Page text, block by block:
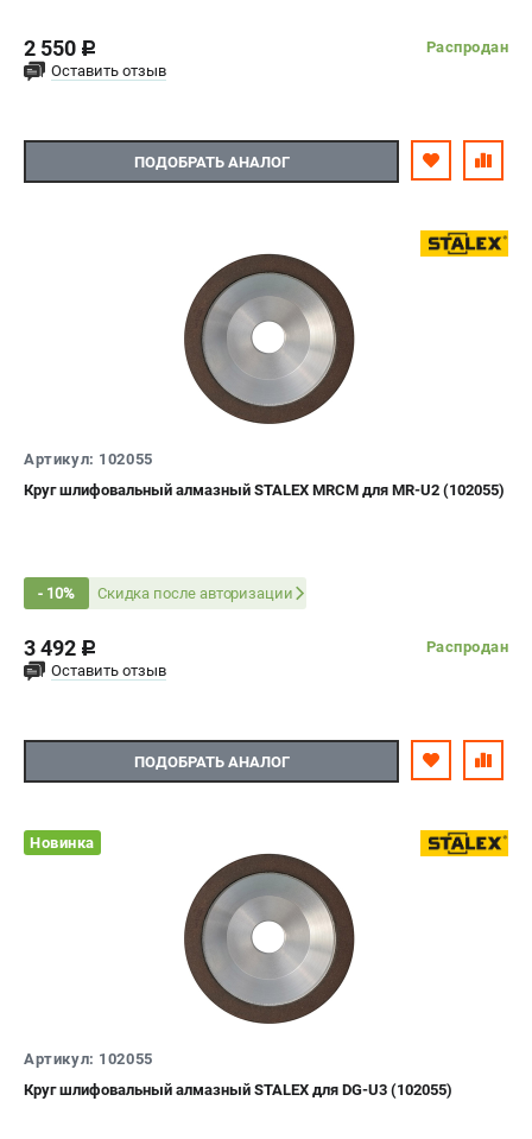
2 550 c
Распродан
Оставить отзыв
ПОДОБРАТЬ АНАЛОГ
Артикул: 102055
Круг шлифовальный алмазный STALEX MRCM для MR-U2 (102055)
- 10% Скидка после авторизации
3 492 c
Распродан
Оставить отзыв
ПОДОБРАТЬ АНАЛОГ
Новинка
Артикул: 102055
Круг шлифовальный алмазный STALEX для DG-U3 (102055)